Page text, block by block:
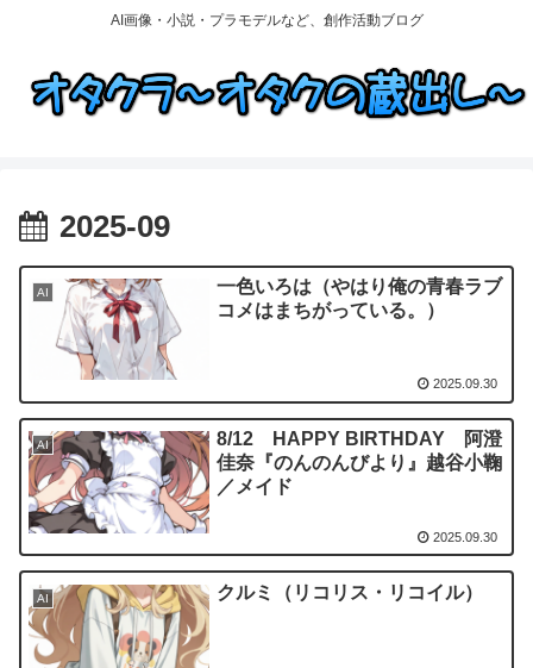
AI画像・小説・プラモデルなど、創作活動ブログ
2025-09
AI
一色いろは（やはり俺の青春ラブ
コメはまちがっている。）
2025.09.30
AI
8/12 HAPPY BIRTHDAY 阿澄
佳奈『のんのんびより』越谷小鞠
／メイド
2025.09.30
AI クルミ（リコリス・リコイル）